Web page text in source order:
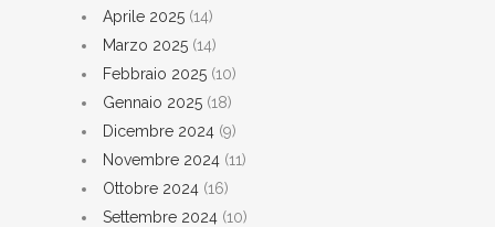
Aprile 2025 (14)
Marzo 2025 (14)
Febbraio 2025 (10)
Gennaio 2025 (18)
Dicembre 2024 (9)
Novembre 2024 (11)
Ottobre 2024 (16)
Settembre 2024 (10)